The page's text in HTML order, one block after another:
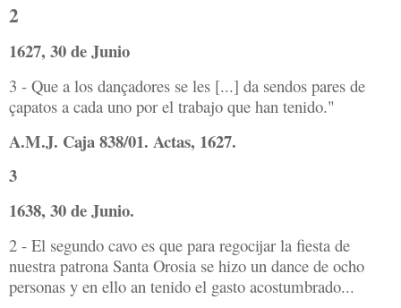
2
1627, 30 de Junio
3 - Que a los dançadores se les [...] da sendos pares de
çapatos a cada uno por el trabajo que han tenido."
A.M.J. Caja 838/01. Actas, 1627.
3
1638, 30 de Junio.
2 - El segundo cavo es que para regocijar la fiesta de
nuestra patrona Santa Orosia se hizo un dance de ocho
personas y en ello an tenido el gasto acostumbrado...